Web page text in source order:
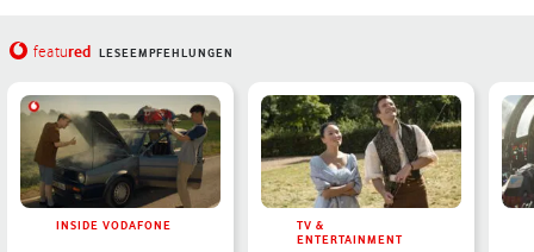
featured LESEEMPFEHLUNGEN
INSIDE VODAFONE
TV &
ENTERTAINMENT